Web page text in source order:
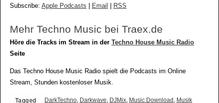
Subscribe: Apple Podcasts Email RSS
Mehr Techno Music bei Traex.de
Höre die Tracks im Stream in der Techno House Music Radio
Seite
Das Techno House Music Radio spielt die Podcasts im Online
Stream, Stunden kostenloser Musik.
Tagged DarkTechno, Darkwave, DJMix, Music Download , Musik